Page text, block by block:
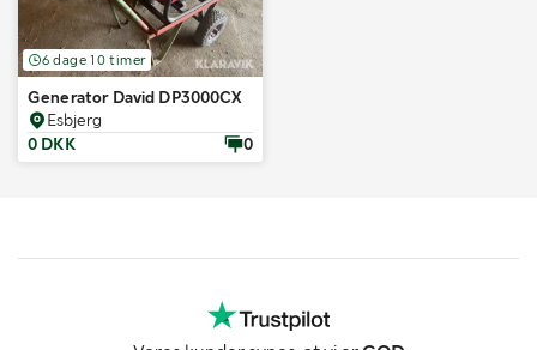
6 dage 10 timer
Generator David DP3000CX
Esbjerg
0 DKK
0